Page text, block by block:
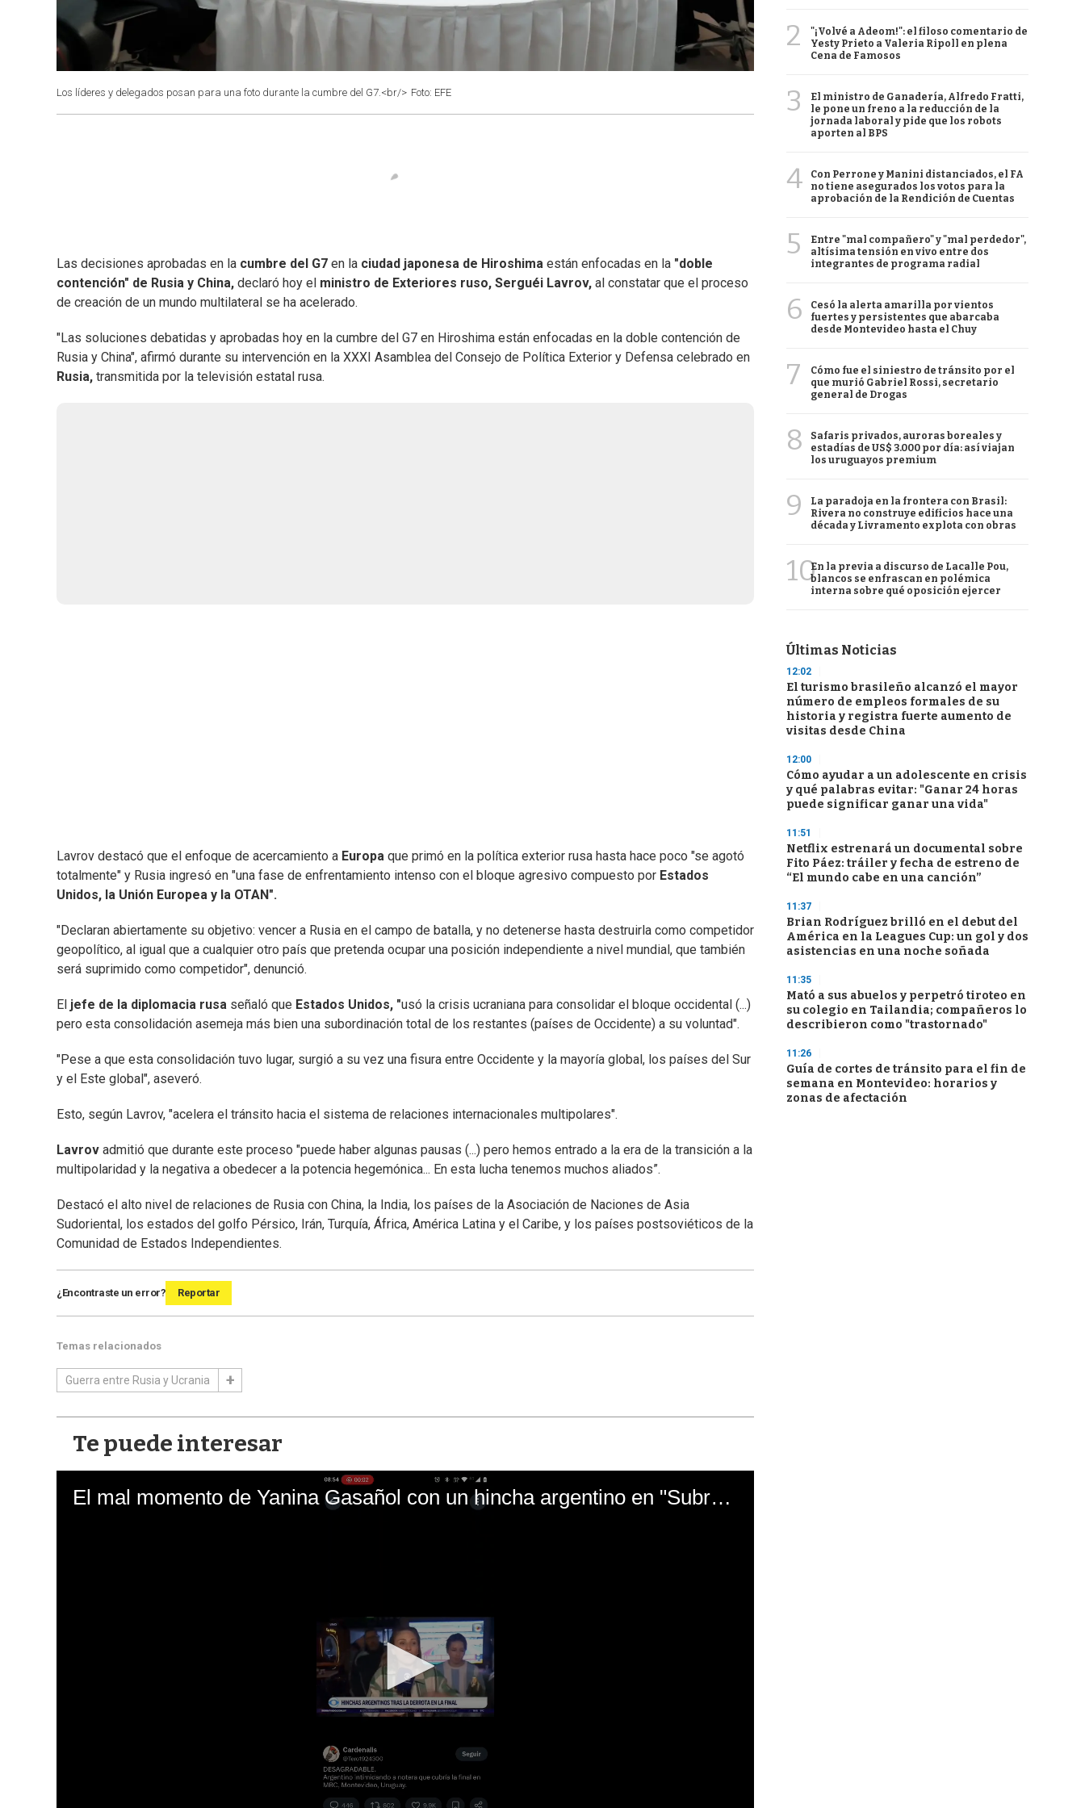
Los líderes y delegados posan para una foto durante la cumbre del G7.<br/> Foto: EFE
Las decisiones aprobadas en la cumbre del G7 en la ciudad japonesa de Hiroshima están enfocadas en la "doble
contención" de Rusia y China, declaró hoy el ministro de Exteriores ruso, Serguéi Lavrov, al constatar que el proceso
de creación de un mundo multilateral se ha acelerado.
"Las soluciones debatidas y aprobadas hoy en la cumbre del G7 en Hiroshima están enfocadas en la doble contención de
Rusia y China", afirmó durante su intervención en la XXXI Asamblea del Consejo de Política Exterior y Defensa celebrado en
Rusia, transmitida por la televisión estatal rusa.
Lavrov destacó que el enfoque de acercamiento a Europa que primó en la política exterior rusa hasta hace poco "se agotó
totalmente" y Rusia ingresó en "una fase de enfrentamiento intenso con el bloque agresivo compuesto por Estados
Unidos, la Unión Europea y la OTAN".
"Declaran abiertamente su objetivo: vencer a Rusia en el campo de batalla, y no detenerse hasta destruirla como competidor
geopolítico, al igual que a cualquier otro país que pretenda ocupar una posición independiente a nivel mundial, que también
será suprimido como competidor", denunció.
El jefe de la diplomacia rusa señaló que Estados Unidos, "usó la crisis ucraniana para consolidar el bloque occidental (...)
pero esta consolidación asemeja más bien una subordinación total de los restantes (países de Occidente) a su voluntad".
"Pese a que esta consolidación tuvo lugar, surgió a su vez una fisura entre Occidente y la mayoría global, los países del Sur
y el Este global", aseveró.
Esto, según Lavrov, "acelera el tránsito hacia el sistema de relaciones internacionales multipolares".
Lavrov admitió que durante este proceso "puede haber algunas pausas (...) pero hemos entrado a la era de la transición a la
multipolaridad y la negativa a obedecer a la potencia hegemónica... En esta lucha tenemos muchos aliados”.
Destacó el alto nivel de relaciones de Rusia con China, la India, los países de la Asociación de Naciones de Asia
Sudoriental, los estados del golfo Pérsico, Irán, Turquía, África, América Latina y el Caribe, y los países postsoviéticos de la
Comunidad de Estados Independientes.
¿Encontraste un error? Reportar
Temas relacionados
Guerra entre Rusia y Ucrania
Te puede interesar
El mal momento de Yanina Gasañol con un hincha argentino en "Subrayado"
2
"¡Volvé a Adeom!": el filoso comentario de
Yesty Prieto a Valeria Ripoll en plena
Cena de Famosos
3
El ministro de Ganadería, Alfredo Fratti,
le pone un freno a la reducción de la
jornada laboral y pide que los robots
aporten al BPS
4
Con Perrone y Manini distanciados, el FA
no tiene asegurados los votos para la
aprobación de la Rendición de Cuentas
5
Entre "mal compañero" y "mal perdedor",
altísima tensión en vivo entre dos
integrantes de programa radial
6
Cesó la alerta amarilla por vientos
fuertes y persistentes que abarcaba
desde Montevideo hasta el Chuy
7
Cómo fue el siniestro de tránsito por el
que murió Gabriel Rossi, secretario
general de Drogas
8
Safaris privados, auroras boreales y
estadías de US$ 3.000 por día: así viajan
los uruguayos premium
9
La paradoja en la frontera con Brasil:
Rivera no construye edificios hace una
década y Livramento explota con obras
10En la previa a discurso de Lacalle Pou,
blancos se enfrascan en polémica
interna sobre qué oposición ejercer
Últimas Noticias
12:02
El turismo brasileño alcanzó el mayor
número de empleos formales de su
historia y registra fuerte aumento de
visitas desde China
12:00
Cómo ayudar a un adolescente en crisis
y qué palabras evitar: "Ganar 24 horas
puede significar ganar una vida"
11:51
Netflix estrenará un documental sobre
Fito Páez: tráiler y fecha de estreno de
“El mundo cabe en una canción”
11:37
Brian Rodríguez brilló en el debut del
América en la Leagues Cup: un gol y dos
asistencias en una noche soñada
11:35
Mató a sus abuelos y perpetró tiroteo en
su colegio en Tailandia; compañeros lo
describieron como "trastornado"
11:26
Guía de cortes de tránsito para el fin de
semana en Montevideo: horarios y
zonas de afectación